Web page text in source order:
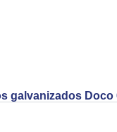
galvanizados Doco